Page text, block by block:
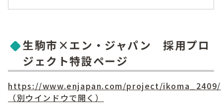
生駒市×エン・ジャパン 採用プロ
ジェクト特設ページ
https://www.enjapan.com/project/ikoma_2409/
（別ウインドウで開く）